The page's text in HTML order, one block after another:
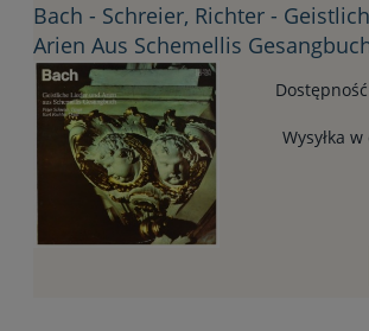
Bach - Schreier, Richter -
Arien Aus Schemellis
Wysyłka